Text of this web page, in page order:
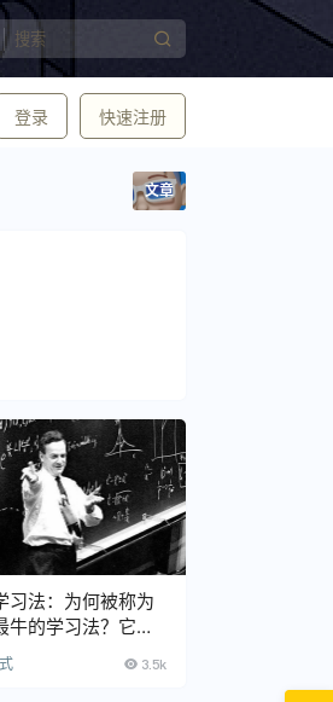
登录 快速注册
文章
习法：为何被称为
牛的学习法？它的
竟是什么？
3.5k